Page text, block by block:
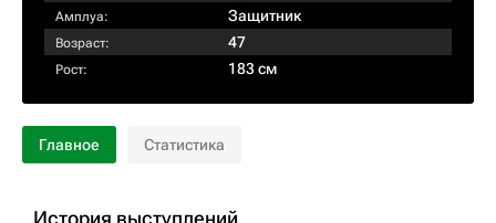
Амплуа: Защитник
Возраст: 47
Рост: 183 см
Главное Статистика
История выступлений